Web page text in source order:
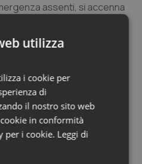
assenti, si accenna
pensiero su funzioni o
a livello territoriale.
nessuna politica attiva di
ai minori, su cui già si è
e cura.
sono evocati (nell’ambito
utilizza
i cookie per
di
il nostro sito web
in conformità
per i cookie. Leggi di